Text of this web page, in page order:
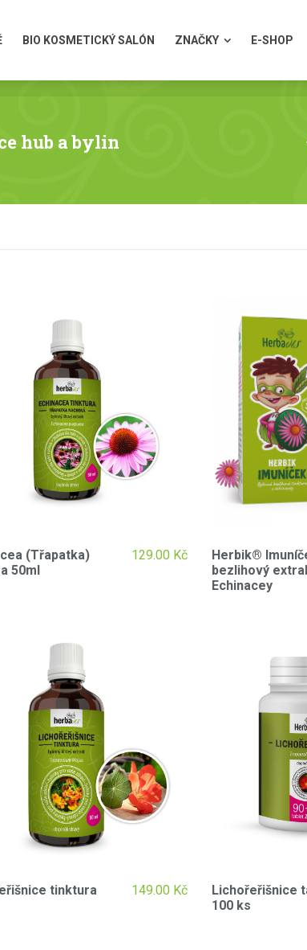
BIO KOSMETICKÝ SALÓN ZNAČKY E-SHOP
hub a bylin
(Třapatka)
50ml
129.00 Kč
Herbik®
bezlihový
Echinacey
tinktura
149.00 Kč
Lichořeřišnice
100 ks